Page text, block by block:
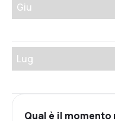
Giu
Lug
Qual è il